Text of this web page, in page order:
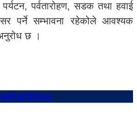
पर्वतारोहण, सडक तथा हवाई
पर्ने सम्भावना रहेकोले आवश्यक
छ ।
संबन्धित शिर्षकहरु